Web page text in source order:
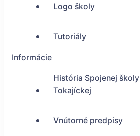
Logo školy
Tutoriály
Informácie
História Spojenej školy
Tokajíckej
Vnútorné predpisy